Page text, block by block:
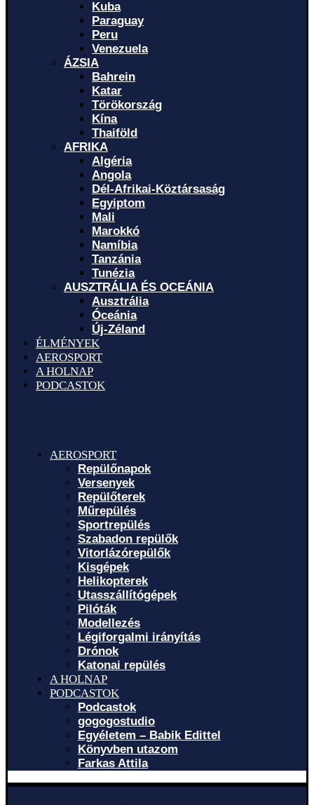
Kuba
Paraguay
Peru
Venezuela
ÁZSIA
Bahrein
Katar
Törökország
Kína
Thaiföld
AFRIKA
Algéria
Angola
Dél-Afrikai-Köztársaság
Egyiptom
Mali
Marokkó
Namíbia
Tanzánia
Tunézia
AUSZTRÁLIA ÉS OCEÁNIA
Ausztrália
Óceánia
Új-Zéland
ÉLMÉNYEK
AEROSPORT
A HOLNAP
PODCASTOK
AEROSPORT
Repülőnapok
Versenyek
Repülőterek
Műrepülés
Sportrepülés
Szabadon repülők
Vitorlázórepülők
Kisgépek
Helikopterek
Utasszállítógépek
Pilóták
Modellezés
Légiforgalmi irányítás
Drónok
Katonai repülés
A HOLNAP
PODCASTOK
Podcastok
gogogostudio
Egyéletem – Babik Edittel
Könyvben utazom
Farkas Attila